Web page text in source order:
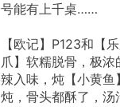
号能有上千桌……
【欧记】P123和【
爪】软糯脱骨，极
辣入味，炖【小黄
炖，骨头都酥了，